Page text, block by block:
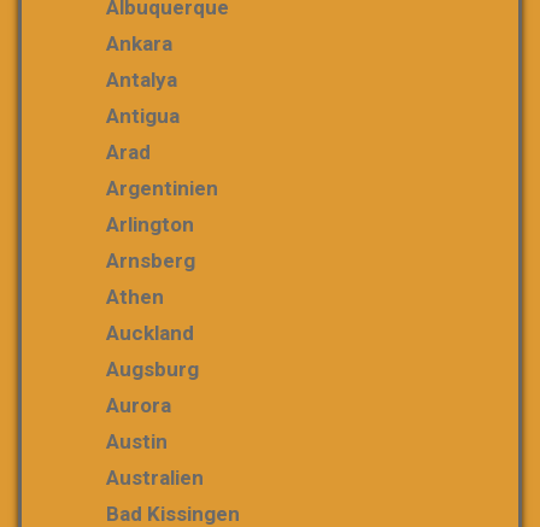
Albuquerque
Ankara
Antalya
Antigua
Arad
Argentinien
Arlington
Arnsberg
Athen
Auckland
Augsburg
Aurora
Austin
Australien
Bad Kissingen